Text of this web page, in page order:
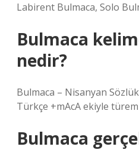
Labirent Bulmaca, Solo
Bulmaca
nedir?
Bulmaca – Nisanyan
Türkçe +mAcA ekiyle
Bulmaca